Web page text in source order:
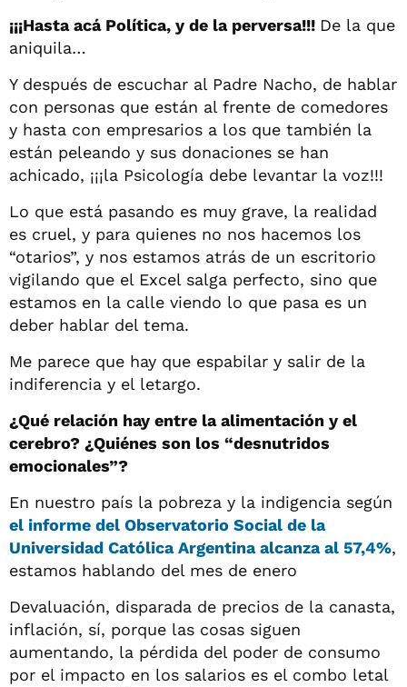
¡¡¡Hasta acá Política, y de la perversa!!! De la que
aniquila…
Y después de escuchar al Padre Nacho, de hablar
con personas que están al frente de comedores
y hasta con empresarios a los que también la
están peleando y sus donaciones se han
achicado, ¡¡¡la Psicología debe levantar la voz!!!
Lo que está pasando es muy grave, la realidad
es cruel, y para quienes no nos hacemos los
“otarios”, y nos estamos atrás de un escritorio
vigilando que el Excel salga perfecto, sino que
estamos en la calle viendo lo que pasa es un
deber hablar del tema.
Me parece que hay que espabilar y salir de la
indiferencia y el letargo.
¿Qué relación hay entre la alimentación y el
cerebro? ¿Quiénes son los “desnutridos
emocionales”?
En nuestro país la pobreza y la indigencia según
el informe del Observatorio Social de la
Universidad Católica Argentina alcanza al 57,4%,
estamos hablando del mes de enero
Devaluación, disparada de precios de la canasta,
inflación, sí, porque las cosas siguen
aumentando, la pérdida del poder de consumo
por el impacto en los salarios es el combo letal